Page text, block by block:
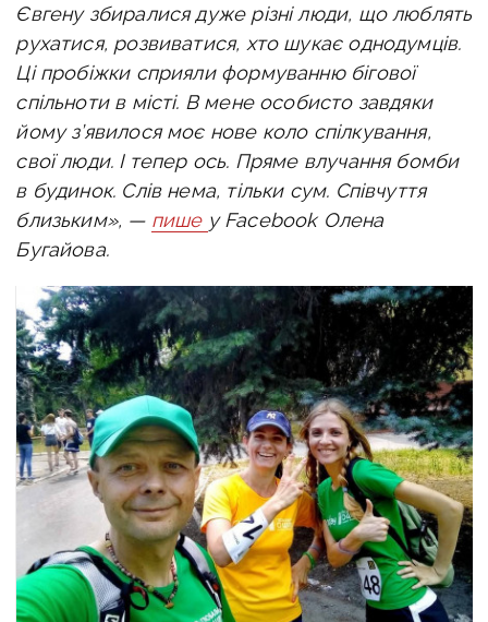
Євгену збиралися дуже різні люди, що люблять
рухатися, розвиватися, хто шукає однодумців.
Ці пробіжки сприяли формуванню бігової
спільноти в місті. В мене особисто завдяки
йому з’явилосямоє нове коло спілкування,
свої люди. І тепер ось. Пряме влучання бомби
в будинок. Слів нема, тільки сум. Співчуття
близьким», — пише у Facebook Олена
Бугайова.